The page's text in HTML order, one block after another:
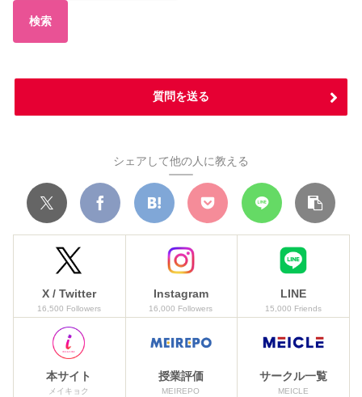
検索
質問を送る
シェアして他の人に教える
X / Twitter
16,500 Followers
Instagram
16,000 Followers
LINE
15,000 Friends
本サイト
メイキョク
授業評価
MEIREPO
サークル一覧
MEICLE